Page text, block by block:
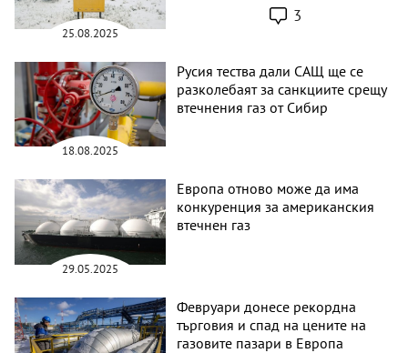
25.08.2025
3
18.08.2025
Русия тества дали САЩ ще се
разколебаят за санкциите срещу
втечнения газ от Сибир
29.05.2025
Европа отново може да има
конкуренция за американския
втечнен газ
Февруари донесе рекордна
търговия и спад на цените на
газовите пазари в Европа